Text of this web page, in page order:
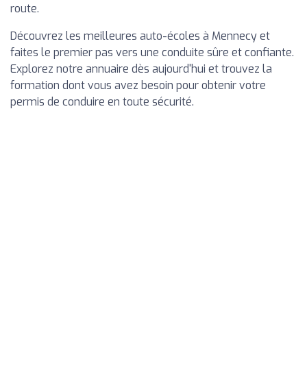
route.
Découvrez les meilleures auto-écoles à Mennecy et
faites le premier pas vers une conduite sûre et confiante.
Explorez notre annuaire dès aujourd'hui et trouvez la
formation dont vous avez besoin pour obtenir votre
permis de conduire en toute sécurité.